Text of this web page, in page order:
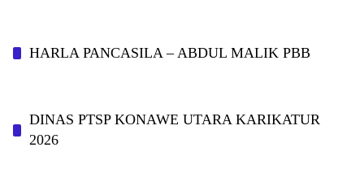
HARLA PANCASILA – ABDUL MALIK PBB
DINAS PTSP KONAWE UTARA KARIKATUR
2026